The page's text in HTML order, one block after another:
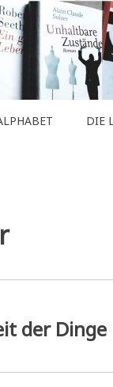
DIE
der Dinge